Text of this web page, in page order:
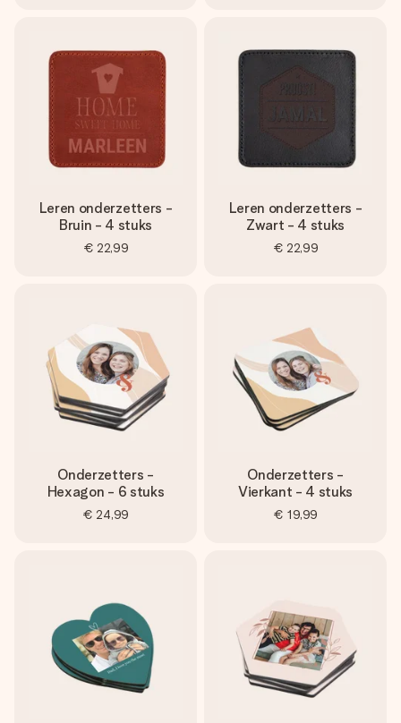
Leren onderzetters -
Bruin - 4 stuks
€ 22,99
Leren onderzetters -
Zwart - 4 stuks
€ 22,99
Onderzetters -
Hexagon - 6 stuks
€ 24,99
Onderzetters -
Vierkant - 4 stuks
€ 19,99